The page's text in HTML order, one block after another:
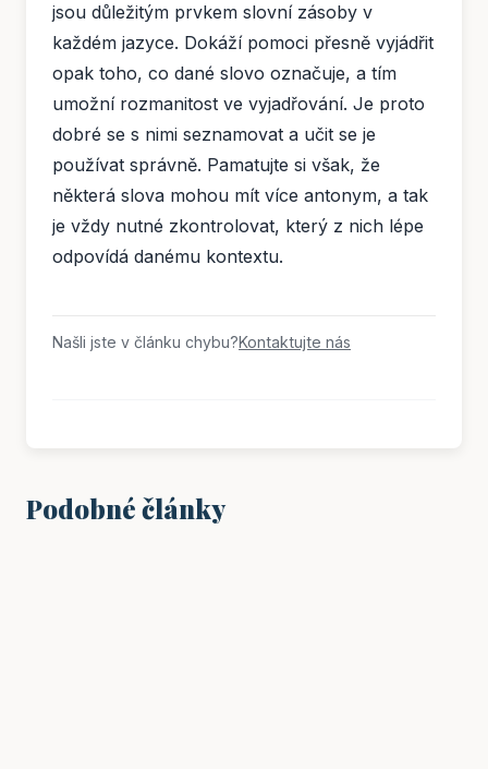
jsou důležitým prvkem slovní zásoby v
každém jazyce. Dokáží pomoci přesně vyjádřit
opak toho, co dané slovo označuje, a tím
umožní rozmanitost ve vyjadřování. Je proto
dobré se s nimi seznamovat a učit se je
používat správně. Pamatujte si však, že
některá slova mohou mít více antonym, a tak
je vždy nutné zkontrolovat, který z nich lépe
odpovídá danému kontextu.
Našli jste v článku chybu?Kontaktujte nás
Podobné články